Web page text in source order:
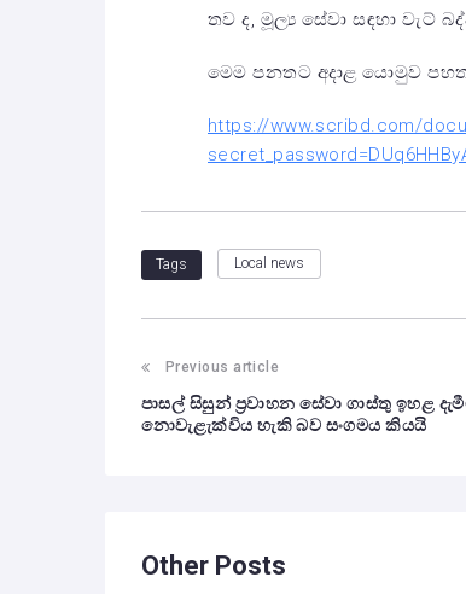
තව ද, මූල්‍ය සේවා සඳහා වැට්
මෙම පනතට අදාළ යොමුව
https://www.scribd.com/
Tags Local news
Previous article
පාසල් සිසුන් ප්‍රවාහන සේවා ගාස්තු ඉහළ
නොවැළැක්විය හැකි බව සංගමය කියයි
Other Posts